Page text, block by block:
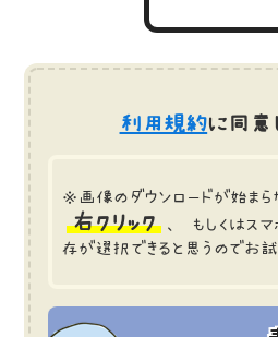
利用規約に同意
※画像のダウンロードが始ま
右クリック 、 もしくはスマ
存が選択できると思うのでお